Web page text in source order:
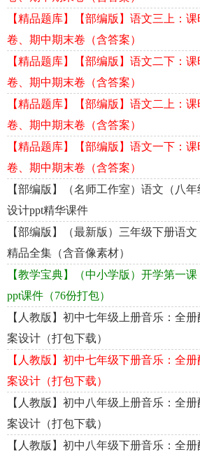
【精品题库】【部编版】语文三上：
卷、期中期末卷（含答案）
【精品题库】【部编版】语文二下：
卷、期中期末卷（含答案）
【精品题库】【部编版】语文二上：
卷、期中期末卷（含答案）
【精品题库】【部编版】语文一下：
卷、期中期末卷（含答案）
【部编版】（名师工作室）语文（八
设计ppt精华课件
【部编版】（最新版）三年级下册语
精品全集（含音像素材）
【教学宝典】（中小学版）开学第一课
ppt课件（76份打包）
【人教版】初中七年级上册音乐：全
案设计（打包下载）
【人教版】初中七年级下册音乐：全
案设计（打包下载）
【人教版】初中八年级上册音乐：全
案设计（打包下载）
【人教版】初中八年级下册音乐：全